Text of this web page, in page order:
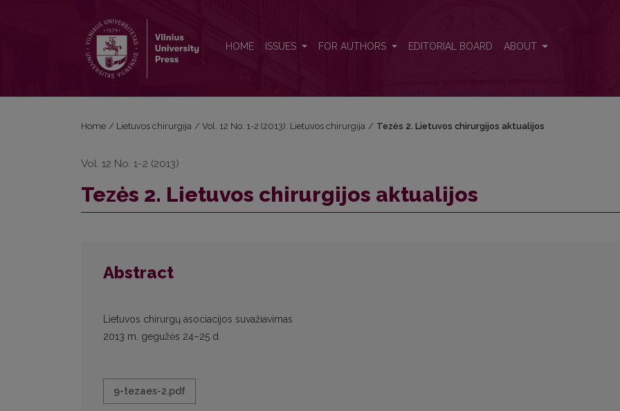
HOME ISSUES FOR AUTHORS EDITORIAL BOARD ABOUT
Home / Lietuvos chirurgija / Vol. 12 No. 1-2 (2013): Lietuvos chirurgija / Tezės 2. Lietuvos chirurgijos aktualijos
Vol. 12 No. 1-2 (2013)
Tezės 2. Lietuvos chirurgijos aktualijos
Abstract
Lietuvos chirurgų asociacijos suvažiavimas
2013 m. gegužės 24–25 d.
9-tezaes-2.pdf